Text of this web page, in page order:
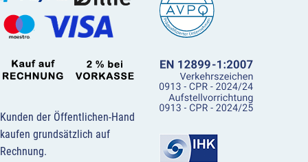
Kunden der Öffentlichen-Hand
kaufen grundsätzlich auf
Rechnung.